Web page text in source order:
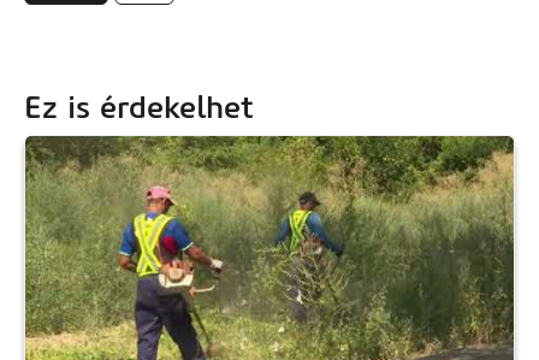
Ez is érdekelhet